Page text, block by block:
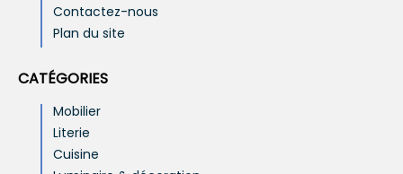
Contactez-nous
Plan du site
CATÉGORIES
Mobilier
Literie
Cuisine